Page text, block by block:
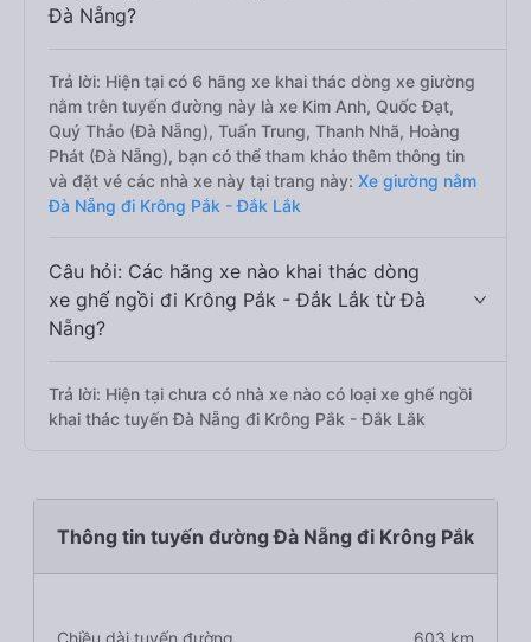
Đà Nẵng?
Trả lời: Hiện tại có 6 hãng xe khai thác dòng xe giường
nằm trên tuyến đường này là xe Kim Anh, Quốc Đạt,
Quý Thảo (Đà Nẵng), Tuấn Trung, Thanh Nhã, Hoàng
Phát (Đà Nẵng), bạn có thể tham khảo thêm thông tin
và đặt vé các nhà xe này tại trang này: Xe giường nằm
Đà Nẵng đi Krông Pắk - Đắk Lắk
Câu hỏi: Các hãng xe nào khai thác dòng
xe ghế ngồi đi Krông Pắk - Đắk Lắk từ Đà
Nẵng?
Trả lời: Hiện tại chưa có nhà xe nào có loại xe ghế ngồi
khai thác tuyến Đà Nẵng đi Krông Pắk - Đắk Lắk
Thông tin tuyến đường Đà Nẵng đi Krông Pắk
Chiều dài tuyến đường 603 km